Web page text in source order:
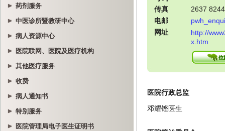
药剂服务
中医诊所暨教研中心
病人资源中心
医院联网、医院及医疗机构
其他医疗服务
收费
病人通知书
特别服务
医院管理局电子医生证明书